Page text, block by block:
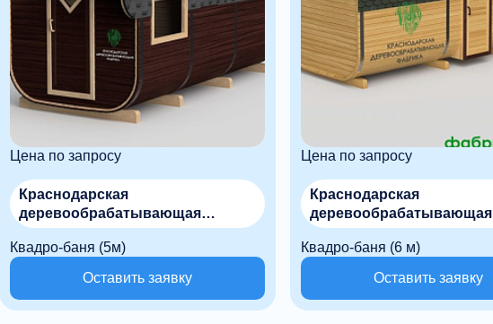
Цена по запросу
Краснодарская
деревообрабатывающая
фабрика, ООО
Квадро-баня (5м)
Оставить заявку
Цена по запросу
Краснодарская
деревообрабатывающая
фабрика, ООО
Квадро-баня (6 м)
Оставить заявку